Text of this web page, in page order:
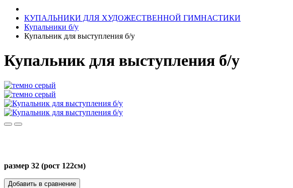
КУПАЛЬНИКИ ДЛЯ ХУДОЖЕСТВЕННОЙ ГИМНАСТИКИ
Купальники б/у
Купальник для выступления б/у
Купальник для выступления б/у
размер 32 (рост 122см)
Добавить в сравнение